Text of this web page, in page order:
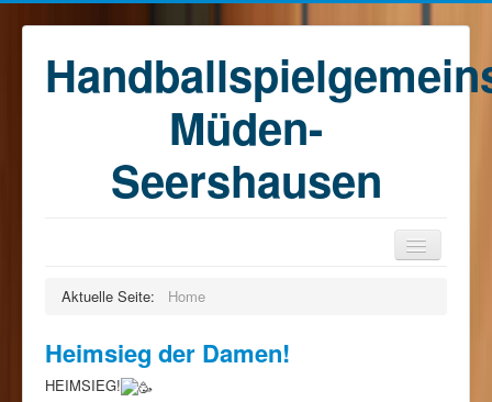
Müden-
Seershausen
Training
Kontakt
Aktuelle Seite: Home
Heimsieg der Damen!
HEIMSIEG!